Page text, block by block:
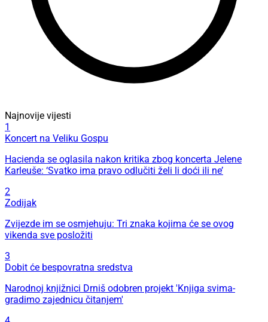
Najnovije vijesti
1
Koncert na Veliku Gospu
Hacienda se oglasila nakon kritika zbog koncerta Jelene
Karleuše: ‘Svatko ima pravo odlučiti želi li doći ili ne’
2
Zodijak
Zvijezde im se osmjehuju: Tri znaka kojima će se ovog
vikenda sve posložiti
3
Dobit će bespovratna sredstva
Narodnoj knjižnici Drniš odobren projekt 'Knjiga svima-
gradimo zajednicu čitanjem'